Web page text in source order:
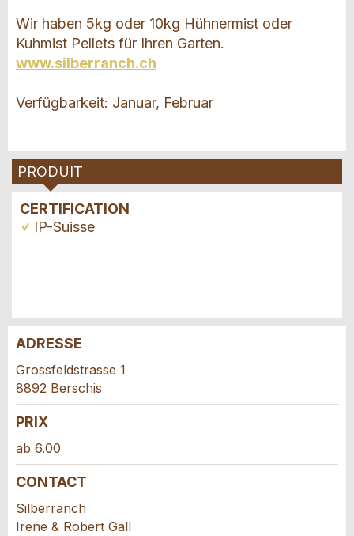
Wir haben 5kg oder 10kg Hühnermist oder
Kuhmist Pellets für Ihren Garten.
www.silberranch.ch
Verfügbarkeit: Januar, Februar
PRODUIT
CERTIFICATION
IP-Suisse
Annonces répréhensibles
Vos commentaires sont grandement appréciés!
Commentaires généraux
Cette annonce n'est plus valable
Annonce incomplète
Recommander l'annonce
Recommandez cette annonce à des amis.
ADRESSE
Grossfeldstrasse 1
8892 Berschis
PRIX
ab 6.00
CONTACT
Silberranch
Irene & Robert Gall